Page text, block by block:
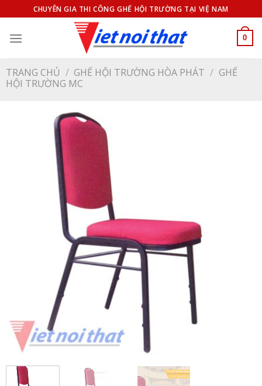
qua
nội
CHUYÊN GIA THI CÔNG GHẾ HỘI TRƯỜNG TẠI VIỆ NAM
0
TRANG CHỦ / GHẾ HỘI TRƯỜNG HÒA PHÁT / GHẾ
HỘI TRƯỜNG MC